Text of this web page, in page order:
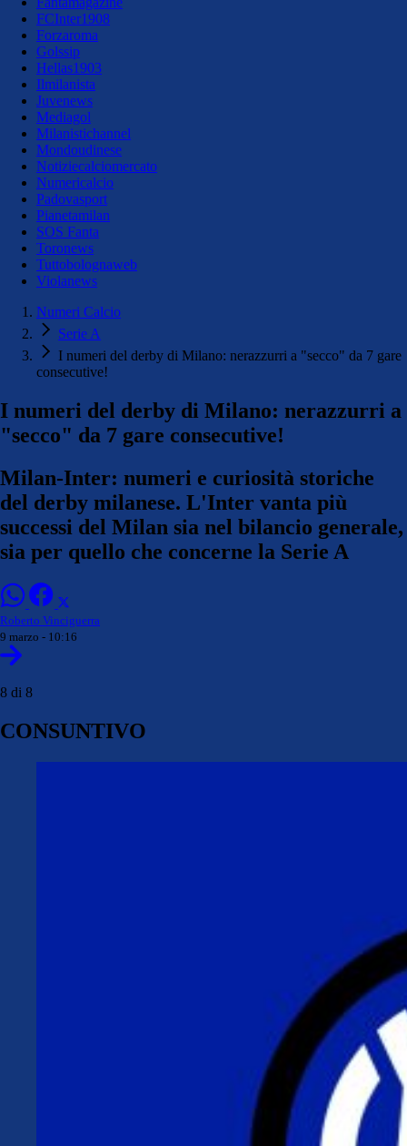
FCInter1908
Forzaroma
Golssip
Hellas1903
Ilmilanista
Juvenews
Mediagol
Milanistichannel
Mondoudinese
Notiziecalciomercato
Numericalcio
Padovasport
Pianetamilan
SOS Fanta
Toronews
Tuttobolognaweb
Violanews
Numeri Calcio
Serie A
I numeri del derby di Milano: nerazzurri a "secco" da 7 gare
consecutive!
I numeri del derby di Milano: nerazzurri a
"secco" da 7 gare consecutive!
Milan-Inter: numeri e curiosità storiche
del derby milanese. L'Inter vanta più
successi del Milan sia nel bilancio generale,
sia per quello che concerne la Serie A
Roberto Vinciguerra
9 marzo - 10:16
8 di 8
CONSUNTIVO